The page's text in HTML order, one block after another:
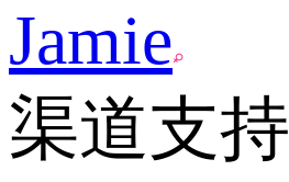
Jamie
渠道支持